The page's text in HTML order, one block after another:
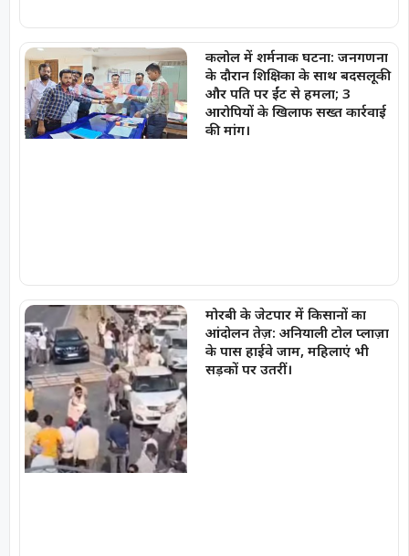
कलोल में शर्मनाक घटना: जनगणना
के दौरान शिक्षिका के साथ बदसलूकी
और पति पर ईंट से हमला; 3
आरोपियों के खिलाफ सख्त कार्रवाई
की मांग।
मोरबी के जेटपार में किसानों का
आंदोलन तेज़: अनियाली टोल प्लाज़ा
के पास हाईवे जाम, महिलाएं भी
सड़कों पर उतरीं।